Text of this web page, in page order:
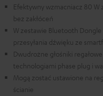
Efektywny wzmacniacz 80 W
bez zakłóceń
W zestawie Bluetooth
przesyłania dźwięku ze
Dwudrożne głośniki
technologiami phase plug i
Mogą zostać ustawione na
ścianie